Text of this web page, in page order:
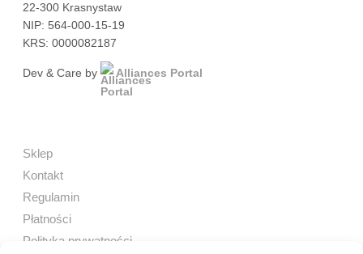
22-300 Krasnystaw
NIP: 564-000-15-19
KRS: 0000082187
Dev & Care by Alliances Portal
Sklep
Kontakt
Regulamin
Płatności
Polityka prywatności